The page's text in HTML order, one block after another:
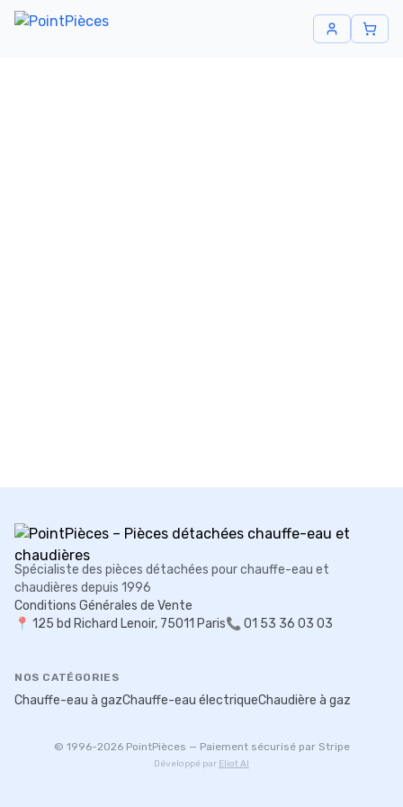
Spécialiste des pièces détachées pour chauffe-eau et
chaudières depuis 1996
Conditions Générales de Vente
📍 125 bd Richard Lenoir, 75011 Paris📞 01 53 36 03 03
NOS CATÉGORIES
Chauffe-eau à gazChauffe-eau électriqueChaudière à gaz
© 1996-2026PointPièces — Paiement sécurisé par Stripe
Développé par Eliot AI